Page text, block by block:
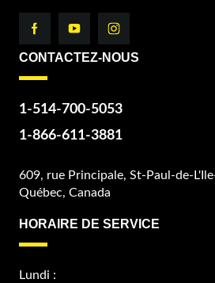
CONTACTEZ-NOUS
1-514-700-5053
1-866-611-3881
609, rue Principale, St-Paul-de-
Québec, Canada
HORAIRE DE SERVICE
Lundi :